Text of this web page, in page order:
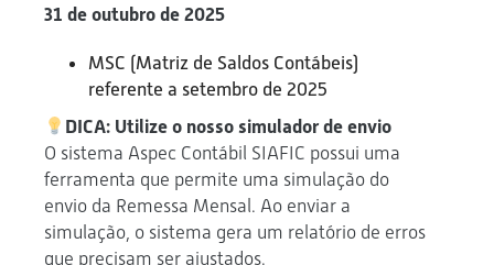
31 de outubro de 2025
MSC (Matriz de Saldos Contábeis)
referente a setembro de 2025
DICA: Utilize o nosso simulador de envio
O sistema Aspec Contábil SIAFIC possui uma
ferramenta que permite uma simulação do
envio da Remessa Mensal. Ao enviar a
simulação, o sistema gera um relatório de erros
que precisam ser ajustados.